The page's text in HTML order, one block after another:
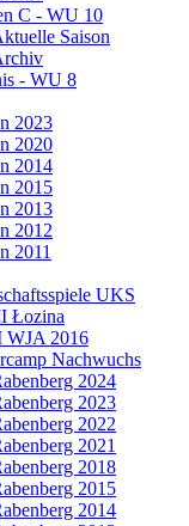
C - WU 10
Saison
- WU 8
2023
2020
2014
2015
2013
2012
2011
UKS
Łozina
2016
Nachwuchs
2024
2023
2022
2021
2018
2015
2014